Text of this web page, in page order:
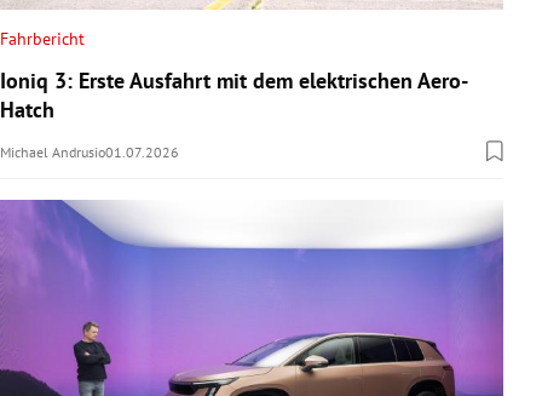
Fahrbericht
Ioniq 3: Erste Ausfahrt mit dem elektrischen Aero-
Hatch
Michael Andrusio01.07.2026